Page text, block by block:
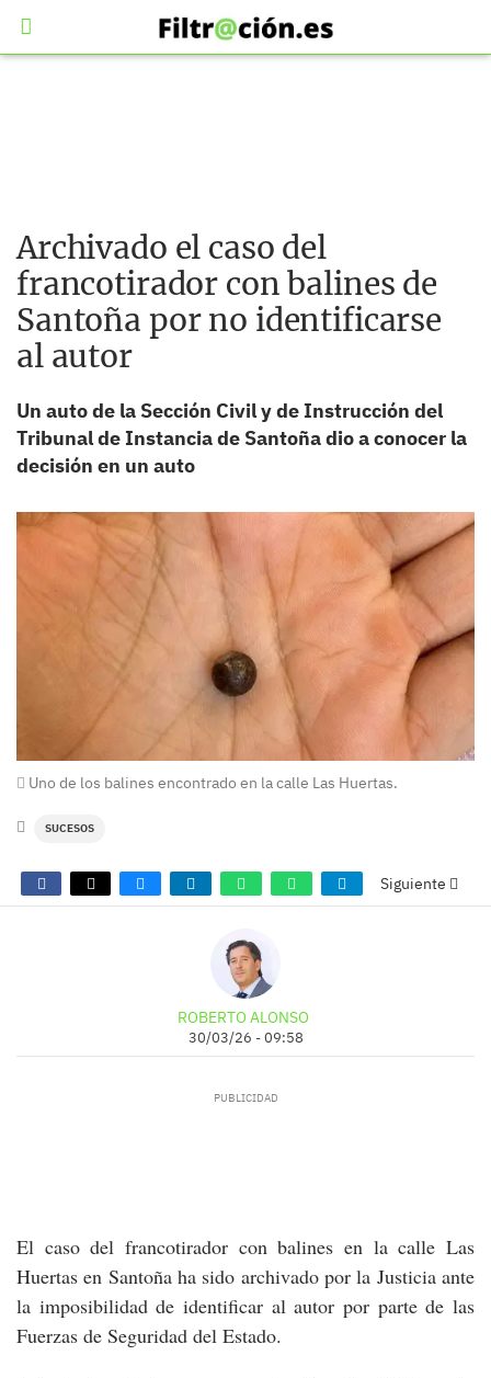
Archivado el caso del
francotirador con balines de
Santoña por no identificarse
al autor
Un auto de la Sección Civil y de Instrucción del
Tribunal de Instancia de Santoña dio a conocer la
decisión en un auto
Uno de los balines encontrado en la calle Las Huertas.
SUCESOS
Siguiente
ROBERTO ALONSO
30/03/26 - 09:58
El caso del francotirador con balines en la calle Las
Huertas en Santoña ha sido archivado por la Justicia ante
la imposibilidad de identificar al autor por parte de las
Fuerzas de Seguridad del Estado.